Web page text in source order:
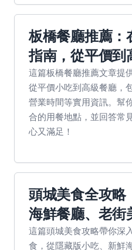
板橋餐廳推薦：
指南，從平價到
這篇板橋餐廳推薦文章提
從平價小吃到高級餐廳，
營業時間等實用資訊。幫
合的用餐地點，並回答常
心又滿足！
頭城美食全攻略
海鮮餐廳、老街
這篇頭城美食攻略帶你深
食，從隱藏版小吃、新鮮